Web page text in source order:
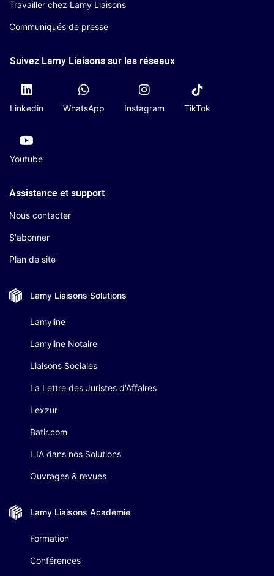
Travailler chez Lamy Liaisons
Communiqués de presse
Suivez Lamy Liaisons sur les réseaux
Linkedin WhatsApp Instagram TikTok
Youtube
Assistance et support
Nous contacter
S'abonner
Plan de site
Lamy Liaisons Solutions
Lamyline
Lamyline Notaire
Liaisons Sociales
La Lettre des Juristes d'Affaires
Lexzur
Batir.com
L'IA dans nos Solutions
Ouvrages & revues
Lamy Liaisons Académie
Formation
Conférences